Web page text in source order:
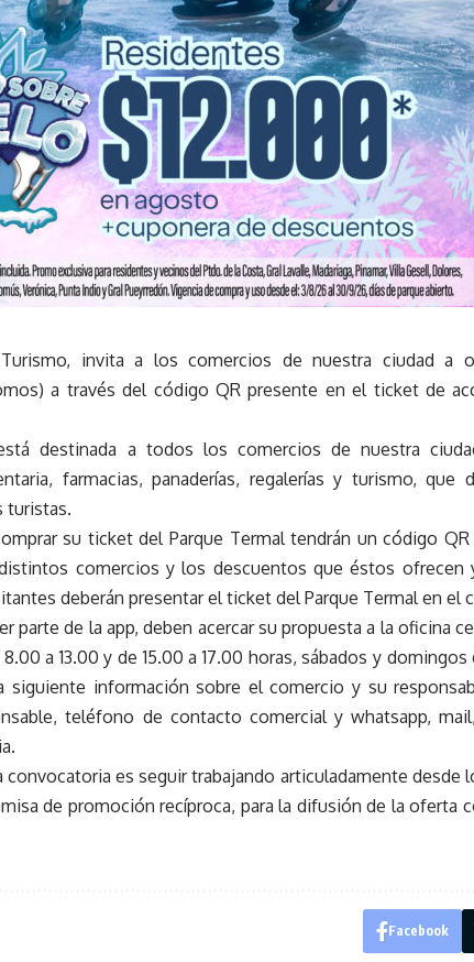
invita a los comercios de nuestra ciudad a
a través del código QR presente en el ticket de
destinada a todos los comercios de nuestra
farmacias, panaderías, regalerías y turismo, que
turistas.
su ticket del Parque Termal tendrán un código QR
comercios y los descuentos que éstos ofrecen
deberán presentar el ticket del Parque Termal en el
parte de la app, deben acercar su propuesta a la oficina
a 13.00 y de 15.00 a 17.00 horas, sábados y domingos
siguiente información sobre el comercio y su
teléfono de contacto comercial y whatsapp,
convocatoria es seguir trabajando articuladamente desde
de promoción recíproca, para la difusión de la oferta
Facebook